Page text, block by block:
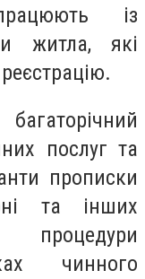
із
житла, які
послуг та
прописки
та інших
чинного